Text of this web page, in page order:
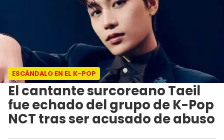
ESCÁNDALO EN EL K-POP
El cantante surcoreano Taeil
fue echado del grupo de K-Pop
NCT tras ser acusado de abuso